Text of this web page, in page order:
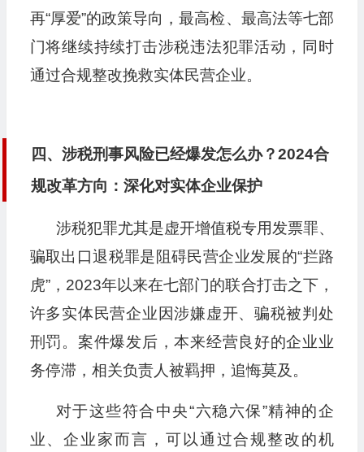
再“厚爱”的政策导向，最高检、最高法等七部
门将继续持续打击涉税违法犯罪活动，同时
通过合规整改挽救实体民营企业。
四、涉税刑事风险已经爆发怎么办？2024合
规改革方向：深化对实体企业保护
涉税犯罪尤其是虚开增值税专用发票罪、
骗取出口退税罪是阻碍民营企业发展的“拦路
虎”，2023年以来在七部门的联合打击之下，
许多实体民营企业因涉嫌虚开、骗税被判处
刑罚。案件爆发后，本来经营良好的企业业
务停滞，相关负责人被羁押，追悔莫及。
对于这些符合中央“六稳六保”精神的企
业、企业家而言，可以通过合规整改的机